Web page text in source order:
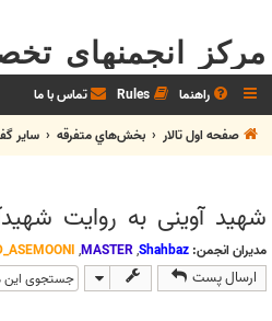
مرکز انجمنهای
راهنما Rules تماس با ما
صفحه اول تالار
بخش‌‌هاي متفرقه ساير
شهید آوینی به روایت
مدیران انجمن: Shahbaz
,
MASTER
,
ارسال پست